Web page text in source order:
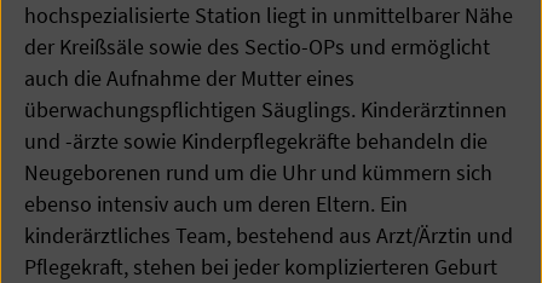
hochspezialisierte Station liegt in unmittelbarer Nähe
der Kreißsäle sowie des Sectio-OPs und ermöglicht
auch die Aufnahme der Mutter eines
überwachungspflichtigen Säuglings. Kinderärztinnen
und -ärzte sowie Kinderpflegekräfte behandeln die
Neugeborenen rund um die Uhr und kümmern sich
ebenso intensiv auch um deren Eltern. Ein
kinderärztliches Team, bestehend aus Arzt/Ärztin und
Pflegekraft, stehen bei jeder komplizierteren Geburt